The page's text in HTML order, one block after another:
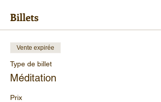
Billets
Vente expirée
Type de billet
Méditation
Prix